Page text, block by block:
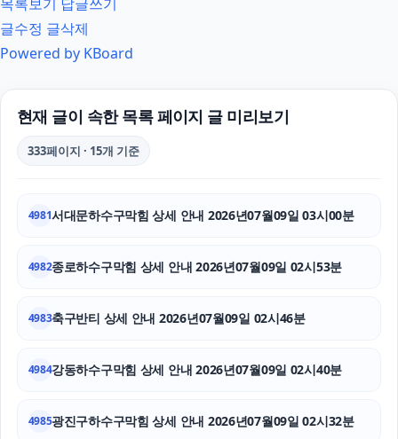
서울암요양병원
강아지보호소
애견파양
인스타그램 팔로워 늘리기
글수정 글삭제
Powered by KBoard
현재 글이 속한 목록 페이지 글 미리보기
333페이지 · 15개 기준
4981서대문하수구막힘 상세 안내 2026년07월09일 03시00분
4982종로하수구막힘 상세 안내 2026년07월09일 02시53분
4983축구반티 상세 안내 2026년07월09일 02시46분
4984강동하수구막힘 상세 안내 2026년07월09일 02시40분
4985광진구하수구막힘 상세 안내 2026년07월09일 02시32분